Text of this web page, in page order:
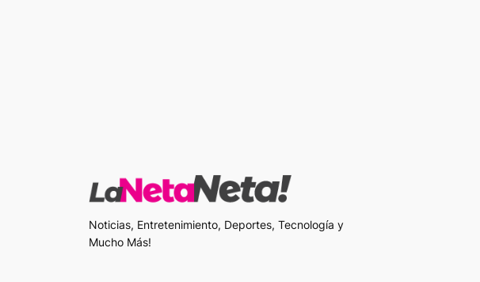
Noticias, Entretenimiento, Deportes, Tecnología y
Mucho Más!